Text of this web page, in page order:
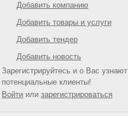
Добавить компанию
Добавить товары и услуги
Добавить тендер
Добавить новость
Зарегистрируйтесь и о Вас узнают
потенциальные клиенты!
Войти или зарегистрироваться